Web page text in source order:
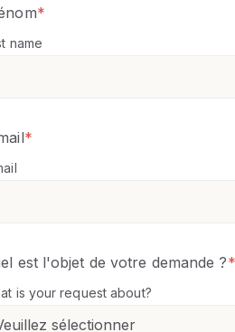
*
name
*
est l'objet de votre demande ?*
is your request about?